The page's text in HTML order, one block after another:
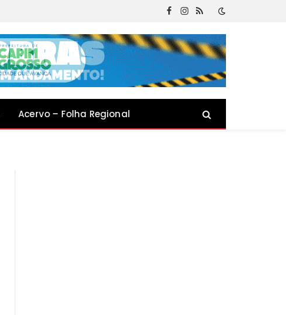
Facebook
Instagram
RSS
Acervo – Folha Regional